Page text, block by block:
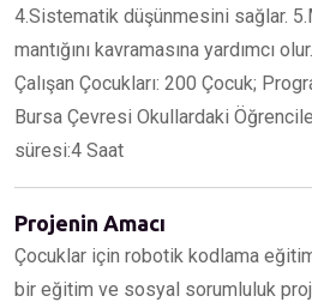
4.Sistematik düşünmesini sağlar.
mantığını kavramasına yardımcı
Çalışan Çocukları: 200 Çocuk;
Bursa Çevresi Okullardaki
süresi:4 Saat
Projenin Amacı
Çocuklar için robotik kodlama
bir eğitim ve sosyal sorumluluk